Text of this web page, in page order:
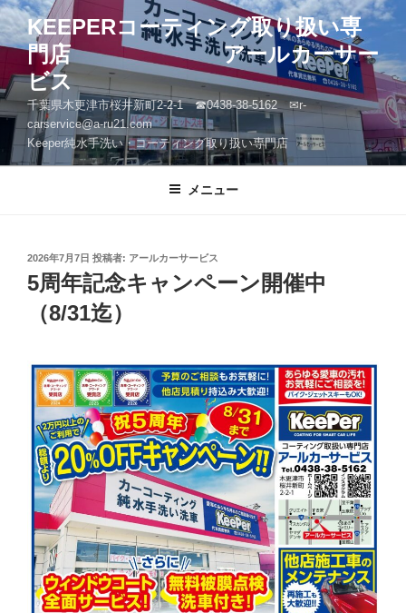
コ
ン
テ
ン
ツ
へ
ス
キ
KEEPERコーティング取り扱い専
門店 アールカーサー
ビス
千葉県木更津市桜井新町2-2-1 ☎0438-38-5162 ✉r-
carservice@a-ru21.com
Keeper純水手洗い・コーティング取り扱い専門店
メニュー
投
稿
日:
2026年7月7日 投稿者: アールカーサービス
5周年記念キャンペーン開催中
（8/31迄）